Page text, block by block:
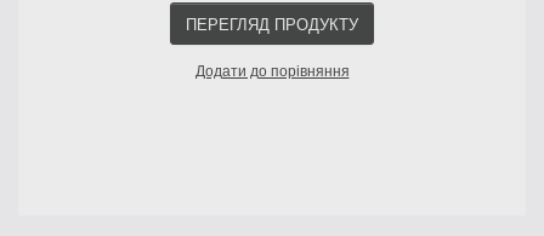
ПЕРЕГЛЯД ПРОДУКТУ
Додати до порівняння